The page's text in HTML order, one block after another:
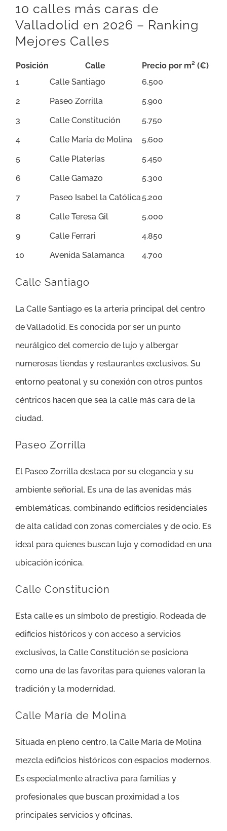
10 calles más caras de
Valladolid en 2026 – Ranking
Mejores Calles
Posición Calle
Precio por m² (€)
1
Calle Santiago
6.500
2
Paseo Zorrilla
5.900
3
Calle Constitución
5.750
4
Calle María de Molina
5.600
5
Calle Platerías
5.450
6
Calle Gamazo
5.300
7
Paseo Isabel la Católica 5.200
8
Calle Teresa Gil
5.000
9
Calle Ferrari
4.850
10
Avenida Salamanca 4.700
Calle Santiago
La Calle Santiago es la arteria principal del centro
de Valladolid. Es conocida por ser un punto
neurálgico del comercio de lujo y albergar
numerosas tiendas y restaurantes exclusivos. Su
entorno peatonal y su conexión con otros puntos
céntricos hacen que sea la calle más cara de la
ciudad.
Paseo Zorrilla
El Paseo Zorrilla destaca por su elegancia y su
ambiente señorial. Es una de las avenidas más
emblemáticas, combinando edificios residenciales
de alta calidad con zonas comerciales y de ocio. Es
ideal para quienes buscan lujo y comodidad en una
ubicación icónica.
Calle Constitución
Esta calle es un símbolo de prestigio. Rodeada de
edificios históricos y con acceso a servicios
exclusivos, la Calle Constitución se posiciona
como una de las favoritas para quienes valoran la
tradición y la modernidad.
Calle María de Molina
Situada en pleno centro, la Calle María de Molina
mezcla edificios históricos con espacios modernos.
Es especialmente atractiva para familias y
profesionales que buscan proximidad a los
principales servicios y oficinas.